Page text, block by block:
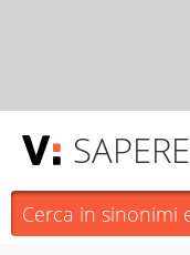
SAPERE